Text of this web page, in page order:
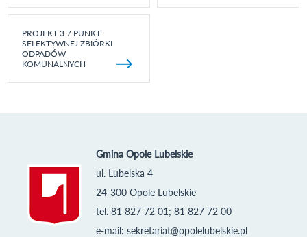
PROJEKT 3.7 PUNKT
SELEKTYWNEJ ZBIÓRKI
ODPADÓW
KOMUNALNYCH
Gmina Opole Lubelskie
ul. Lubelska 4
24-300 Opole Lubelskie
tel. 81 827 72 01; 81 827 72 00
e-mail: sekretariat@opolelubelskie.pl